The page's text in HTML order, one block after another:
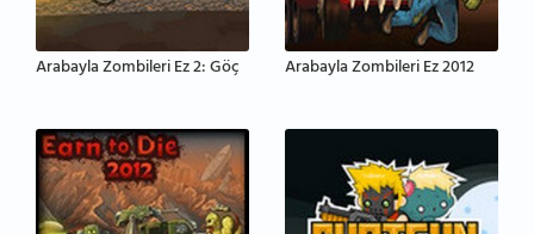
Arabayla Zombileri Ez 2: Göç Arabayla Zombileri Ez 2012